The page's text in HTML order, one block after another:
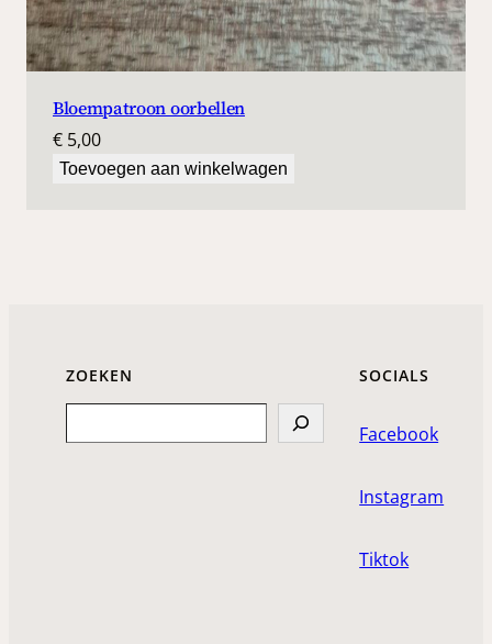
Bloempatroon oorbellen
€ 5,00
Toevoegen aan winkelwagen
ZOEKEN SOCIALS
Facebook
Instagram
Tiktok